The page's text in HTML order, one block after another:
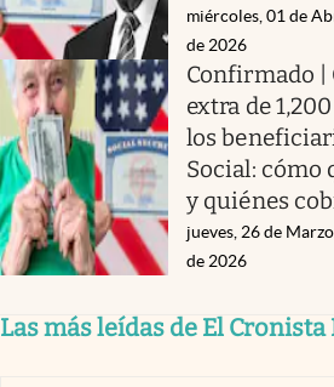
miércoles, 01 de
de 2026
Confirmado |
extra de
los
Social: cómo
y quiénes
jueves, 26 de Marzo
de 2026
Las más leídas de El